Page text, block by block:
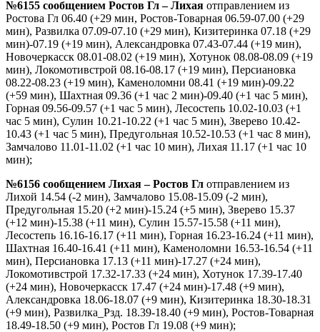
№6155 сообщением Ростов Гл – Лихая отправлением из
Ростова Гл 06.40 (+29 мин, Ростов-Товарная 06.59-07.00 (+29
мин), Развилка 07.09-07.10 (+29 мин), Кизитеринка 07.18 (+29
мин)-07.19 (+19 мин), Александровка 07.43-07.44 (+19 мин),
Новочеркасск 08.01-08.02 (+19 мин), Хотунок 08.08-08.09 (+19
мин), Локомотивстрой 08.16-08.17 (+19 мин), Персиановка
08.22-08.23 (+19 мин), Каменоломни 08.41 (+19 мин)-09.22
(+59 мин), Шахтная 09.36 (+1 час 2 мин)-09.40 (+1 час 5 мин),
Горная 09.56-09.57 (+1 час 5 мин), Лесостепь 10.02-10.03 (+1
час 5 мин), Сулин 10.21-10.22 (+1 час 5 мин), Зверево 10.42-
10.43 (+1 час 5 мин), Предугольная 10.52-10.53 (+1 час 8 мин),
Замчалово 11.01-11.02 (+1 час 10 мин), Лихая 11.17 (+1 час 10
мин);
№6156 сообщением Лихая – Ростов Гл отправлением из
Лихой 14.54 (-2 мин), Замчалово 15.08-15.09 (-2 мин),
Предугольная 15.20 (+2 мин)-15.24 (+5 мин), Зверево 15.37
(+12 мин)-15.38 (+11 мин), Сулин 15.57-15.58 (+11 мин),
Лесостепь 16.16-16.17 (+11 мин), Горная 16.23-16.24 (+11 мин),
Шахтная 16.40-16.41 (+11 мин), Каменоломни 16.53-16.54 (+11
мин), Персиановка 17.13 (+11 мин)-17.27 (+24 мин),
Локомотивстрой 17.32-17.33 (+24 мин), Хотунок 17.39-17.40
(+24 мин), Новочеркасск 17.47 (+24 мин)-17.48 (+9 мин),
Александровка 18.06-18.07 (+9 мин), Кизитеринка 18.30-18.31
(+9 мин), Развилка_Рзд. 18.39-18.40 (+9 мин), Ростов-Товарная
18.49-18.50 (+9 мин), Ростов Гл 19.08 (+9 мин);